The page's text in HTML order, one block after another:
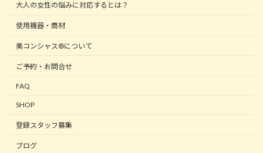
大人の女性の悩みに対応するとは？
使用機器・商材
美コンシャス®について
ご予約・お問合せ
FAQ
SHOP
登録スタッフ募集
ブログ